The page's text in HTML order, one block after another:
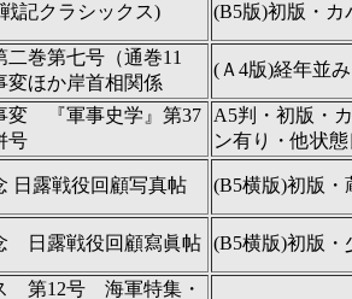
記クラシックス) (B5版)初版・カ
巻第七号（通巻11
ほか岸首相関係
(Ａ4版)経年並み
変 『軍事史学』第37
号
A5判・初版・
ン有り・他状
日露戦役回顧写真帖 (B5横版)初版・
日露戦役回顧寫眞帖 (B5横版)初版・
第12号 海軍特集・